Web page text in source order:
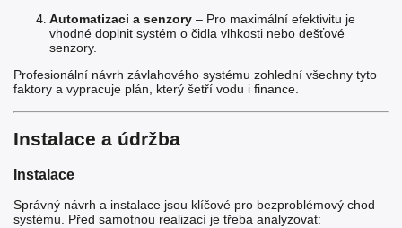
Automatizaci a senzory – Pro maximální efektivitu je
vhodné doplnit systém o čidla vlhkosti nebo dešťové
senzory.
Profesionální návrh závlahového systému zohlední všechny tyto
faktory a vypracuje plán, který šetří vodu i finance.
Instalace a údržba
Instalace
Správný návrh a instalace jsou klíčové pro bezproblémový chod
systému. Před samotnou realizací je třeba analyzovat: